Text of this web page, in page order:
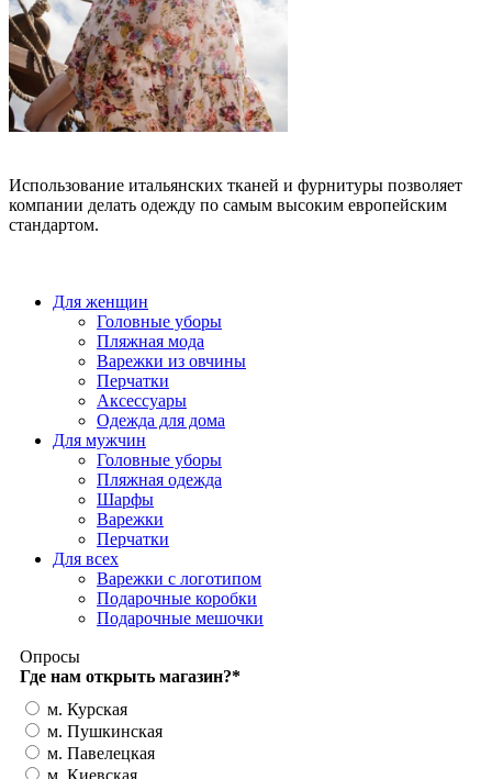
Использование итальянских тканей и фурнитуры позволяет
компании делать одежду по самым высоким европейским
стандартом.
Для женщин
Головные уборы
Пляжная мода
Варежки из овчины
Перчатки
Аксессуары
Одежда для дома
Для мужчин
Головные уборы
Пляжная одежда
Шарфы
Варежки
Перчатки
Для всех
Варежки с логотипом
Подарочные коробки
Подарочные мешочки
Опросы
Где нам открыть магазин?*
м. Курская
м. Пушкинская
м. Павелецкая